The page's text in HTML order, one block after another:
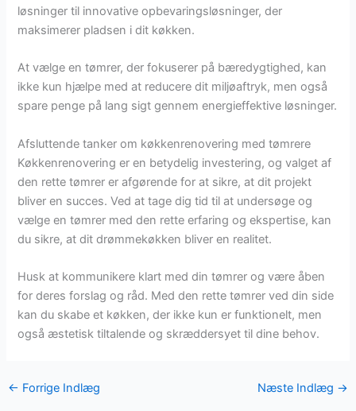
løsninger til innovative opbevaringsløsninger, der
maksimerer pladsen i dit køkken.
At vælge en tømrer, der fokuserer på bæredygtighed, kan
ikke kun hjælpe med at reducere dit miljøaftryk, men også
spare penge på lang sigt gennem energieffektive løsninger.
Afsluttende tanker om køkkenrenovering med tømrere
Køkkenrenovering er en betydelig investering, og valget af
den rette tømrer er afgørende for at sikre, at dit projekt
bliver en succes. Ved at tage dig tid til at undersøge og
vælge en tømrer med den rette erfaring og ekspertise, kan
du sikre, at dit drømmekøkken bliver en realitet.
Husk at kommunikere klart med din tømrer og være åben
for deres forslag og råd. Med den rette tømrer ved din side
kan du skabe et køkken, der ikke kun er funktionelt, men
også æstetisk tiltalende og skræddersyet til dine behov.
← Forrige Indlæg Næste Indlæg →